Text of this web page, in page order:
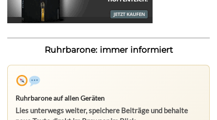
Ruhrbarone: immer informiert
Ruhrbarone auf allen Geräten
Lies unterwegs weiter, speichere Beiträge und behalte